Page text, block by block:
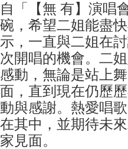
自「【無 有】演唱
碗，希望二姐能盡
示，一直與二姐在
次開唱的機會。二
感動，無論是站上
面，直到現在仍歷
動與感謝。熱愛唱
在其中，並期待未
家見面。